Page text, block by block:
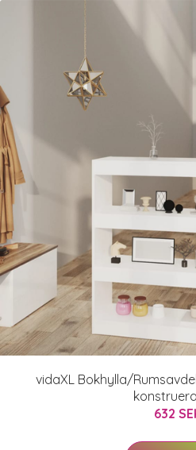
vidaXL Bokhylla/
632